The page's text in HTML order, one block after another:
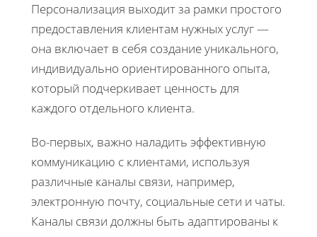
Персонализация выходит за рамки простого
предоставления клиентам нужных услуг —
она включает в себя создание уникального,
индивидуально ориентированного опыта,
который подчеркивает ценность для
каждого отдельного клиента.
Во-первых, важно наладить эффективную
коммуникацию с клиентами, используя
различные каналы связи, например,
электронную почту, социальные сети и чаты.
Каналы связи должны быть адаптированы к